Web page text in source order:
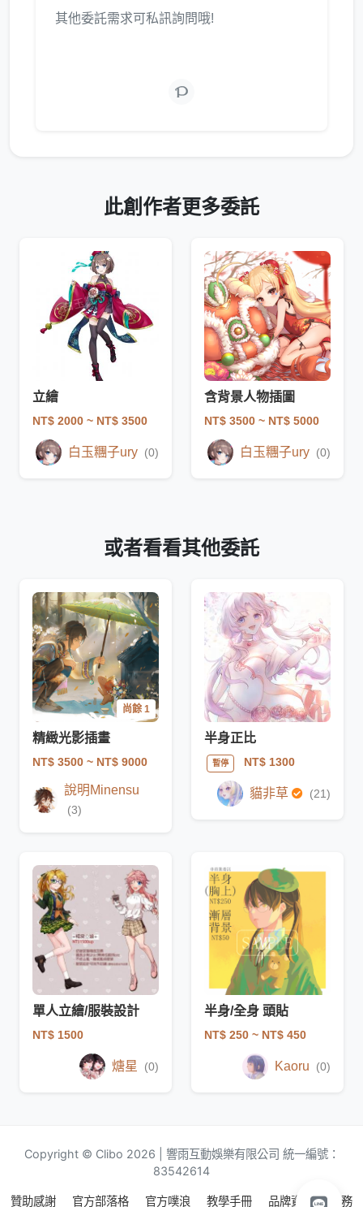
其他委託需求可私訊詢問哦!
此創作者更多委託
立繪
NT$ 2000 ~ NT$ 3500
白玉糰子ury (0)
含背景人物插圖
NT$ 3500 ~ NT$ 5000
白玉糰子ury (0)
或者看看其他委託
尚餘 1
精緻光影插畫
NT$ 3500 ~ NT$ 9000
說明Minensu
(3)
半身正比
暫停 NT$ 1300
貓非草 (21)
單人立繪/服裝設計
NT$ 1500
煻星 (0)
半身/全身 頭貼
NT$ 250 ~ NT$ 450
Kaoru (0)
Copyright © Clibo 2026 | 響雨互動娛樂有限公司 統一編號：
83542614
贊助感謝 官方部落格 官方噗浪 教學手冊 品牌資源 服務